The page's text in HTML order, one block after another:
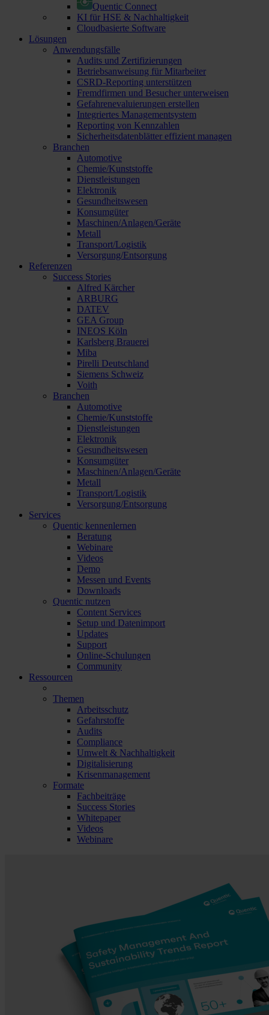
Quentic Connect
KI für HSE & Nachhaltigkeit
Cloudbasierte Software
Lösungen
Anwendungsfälle
Audits und Zertifizierungen
Betriebsanweisung für Mitarbeiter
CSRD-Reporting unterstützen
Fremdfirmen und Besucher unterweisen
Gefahrenevaluierungen erstellen
Integriertes Managementsystem
Reporting von Kennzahlen
Sicherheitsdatenblätter effizient managen
Branchen
Automotive
Chemie/Kunststoffe
Dienstleistungen
Elektronik
Gesundheitswesen
Konsumgüter
Maschinen/Anlagen/Geräte
Metall
Transport/Logistik
Versorgung/Entsorgung
Referenzen
Success Stories
Alfred Kärcher
ARBURG
DATEV
GEA Group
INEOS Köln
Karlsberg Brauerei
Miba
Pirelli Deutschland
Siemens Schweiz
Voith
Branchen
Automotive
Chemie/Kunststoffe
Dienstleistungen
Elektronik
Gesundheitswesen
Konsumgüter
Maschinen/Anlagen/Geräte
Metall
Transport/Logistik
Versorgung/Entsorgung
Services
Quentic kennenlernen
Beratung
Webinare
Videos
Demo
Messen und Events
Downloads
Quentic nutzen
Content Services
Setup und Datenimport
Updates
Support
Online-Schulungen
Community
Ressourcen
Themen
Arbeitsschutz
Gefahrstoffe
Audits
Compliance
Umwelt & Nachhaltigkeit
Digitalisierung
Krisenmanagement
Formate
Fachbeiträge
Success Stories
Whitepaper
Videos
Webinare